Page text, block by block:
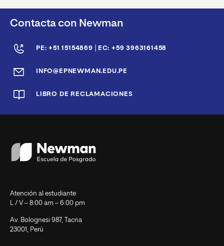
Contacta con Newman
PE: +51 15154869 EC: +59 3963161458
INFO@EPNEWMAN.EDU.PE
LIBRO DE RECLAMACIONES
Atención al estudiante
L / V – 8:00 am – 6:00 pm
Av. Bolognesi 987, Tacna
23001, Perú